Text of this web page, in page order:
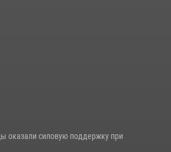
тысяч рублей (ВИДЕО)
оказали силовую поддержку при